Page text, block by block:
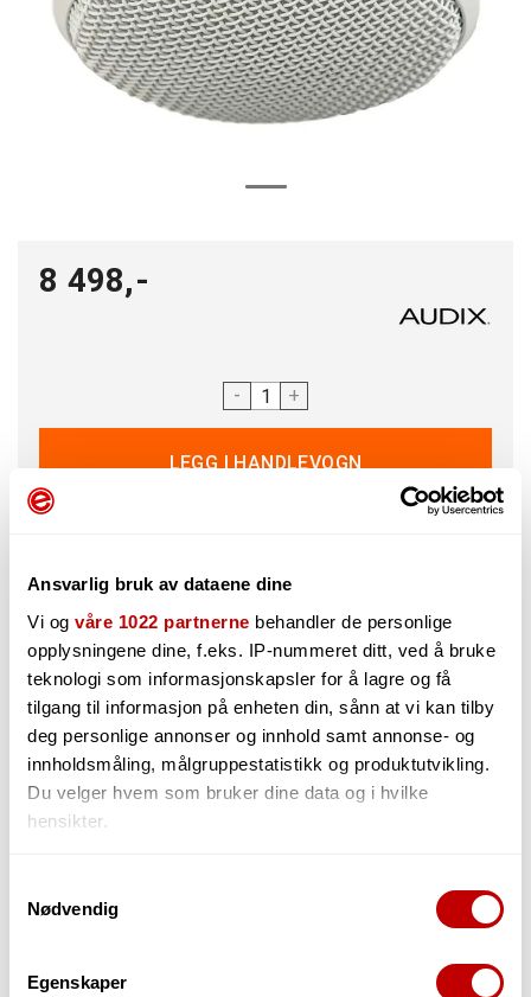
Ansvarlig bruk av dataene dine
Vi og våre 1022 partnerne behandler de personlige
opplysningene dine, f.eks. IP-nummeret ditt, ved å bruke
teknologi som informasjonskapsler for å lagre og få
tilgang til informasjon på enheten din, sånn at vi kan tilby
deg personlige annonser og innhold samt annonse- og
innholdsmåling, målgruppestatistikk og produktutvikling.
Du velger hvem som bruker dine data og i hvilke
hensikter.
Innhente informasjon om den geografiske
Nødvendig
Egenskaper
8 498,-
- +
Beskrivelse Spørsmål og Svar
Produktteksten på denne varen er maskinoversatt. Trykk
her for å se originalspråk (engelsk).
avstandsmiking. Funksjonene inkluderer en fullt integrert
forforsterker, en ekstremt høy følsomhetsvurdering på 38
millivolt og et lite fotavtrykk på bare 3 tommer i diameter.
fjernundervisning, sykehusrom, overvåking og